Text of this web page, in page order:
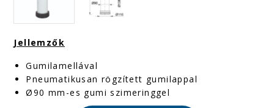
Jellemzők
Gumilamellával
Pneumatikusan rögzített gumilappal
Ø90 mm-es gumi szimeringgel